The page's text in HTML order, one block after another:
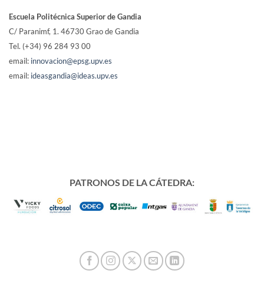
Escuela Politécnica Superior de Gandia
C/ Paranimf, 1. 46730 Grao de Gandia
Tel. (+34) 96 284 93 00
email: innovacion@epsg.upv.es
email: ideasgandia@ideas.upv.es
PATRONOS DE LA CÁTEDRA: